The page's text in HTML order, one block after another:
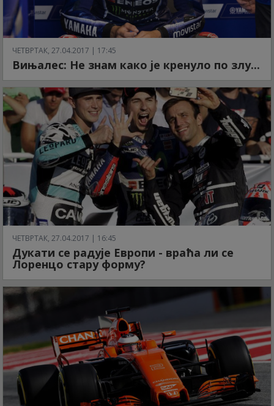
ЧЕТВРТАК, 27.04.2017 | 17:45
Вињалес: Не знам како је кренуло по злу...
ЧЕТВРТАК, 27.04.2017 | 16:45
Дукати се радује Европи - враћа ли се
Лоренцо стару форму?